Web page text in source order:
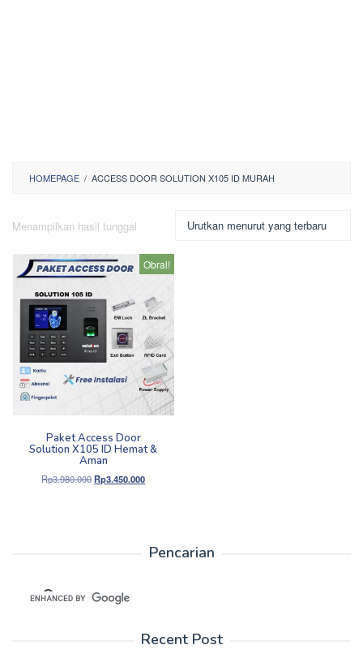
HOMEPAGE / ACCESS DOOR SOLUTION X105 ID MURAH
Menampilkan hasil tunggal
Obral!
Paket Access Door
Solution X105 ID Hemat &
Aman
Rp3.980.000Harga
Rp3.450.000Harga
Pencarian
Recent Post